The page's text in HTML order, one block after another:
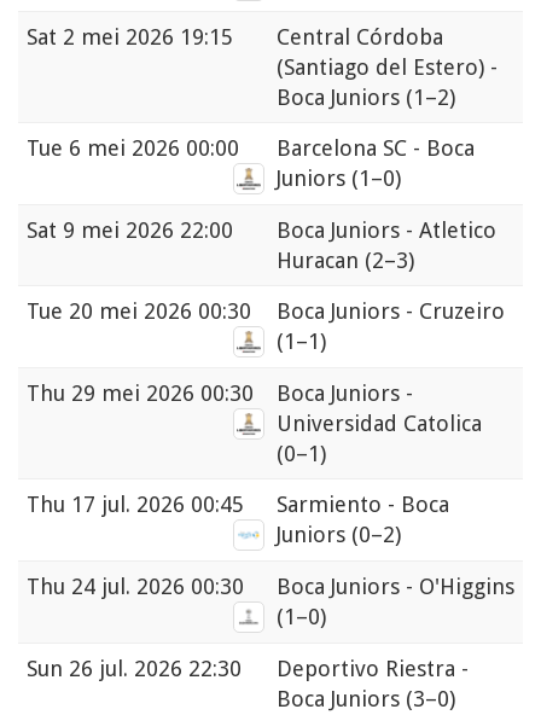
Sat 2 mei 2026 19:15
Central Córdoba
(Santiago del Estero) -
Boca Juniors (1–2)
Tue 6 mei 2026 00:00
Barcelona SC - Boca
Juniors (1–0)
Sat 9 mei 2026 22:00
Boca Juniors - Atletico
Huracan (2–3)
Tue 20 mei 2026 00:30
Boca Juniors - Cruzeiro
(1–1)
Thu 29 mei 2026 00:30
Boca Juniors -
Universidad Catolica
(0–1)
Thu 17 jul. 2026 00:45
Sarmiento - Boca
Juniors (0–2)
Thu 24 jul. 2026 00:30
Boca Juniors - O'Higgins
(1–0)
Sun 26 jul. 2026 22:30
Deportivo Riestra -
Boca Juniors (3–0)